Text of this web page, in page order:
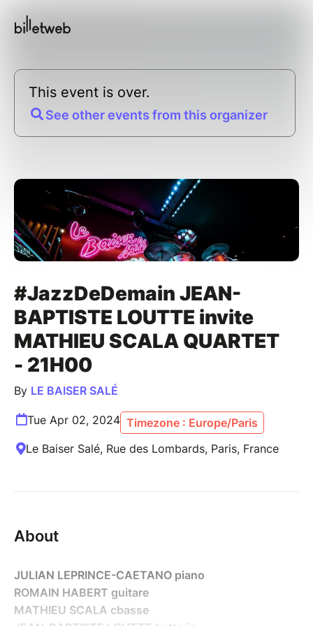
This event is over.
See other events from this organizer
#JazzDeDemain JEAN-
BAPTISTE LOUTTE invite
MATHIEU SCALA QUARTET
- 21H00
By LE BAISER SALÉ
Tue Apr 02, 2024 Timezone : Europe/Paris
Le Baiser Salé, Rue des Lombards, Paris, France
About
JULIAN LEPRINCE-CAETANO piano
ROMAIN HABERT guitare
MATHIEU SCALA cbasse